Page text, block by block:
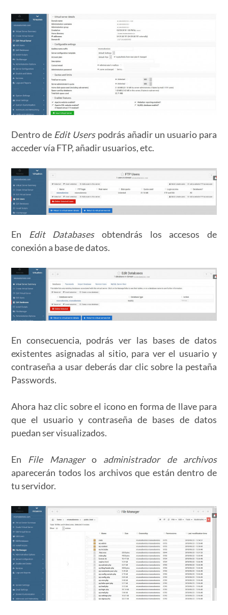
Dentro de Edit Userspodrás añadir un usuario para
acceder vía FTP, añadir usuarios, etc.
En Edit Databasesobtendrás los accesos de
conexión a base de datos.
En consecuencia, podrás ver las bases de datos
existentes asignadas al sitio, para ver el usuario y
contraseña a usar deberás dar clic sobre la pestaña
Passwords.
Ahora haz clic sobre el icono en forma de llave para
que el usuario y contraseña de bases de datos
puedan ser visualizados.
En File Managero administrador de archivos
aparecerán todos los archivos que están dentro de
tu servidor.